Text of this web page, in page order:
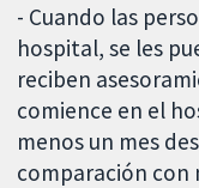
- Cuando las
hospital, se les
reciben
comience en el
menos un mes
comparación con